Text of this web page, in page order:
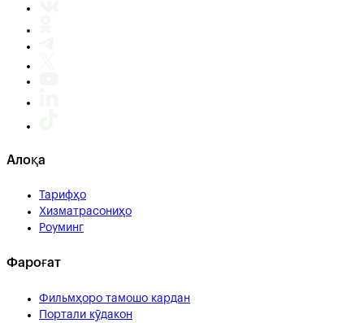
Алоқа
Тарифҳо
Хизматрасониҳо
Роуминг
Фароғат
Фильмҳоро тамошо кардан
Портали кӯдакон